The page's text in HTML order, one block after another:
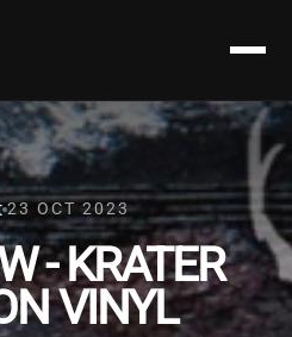
23 OCT 2023
- KRATER
VINYL